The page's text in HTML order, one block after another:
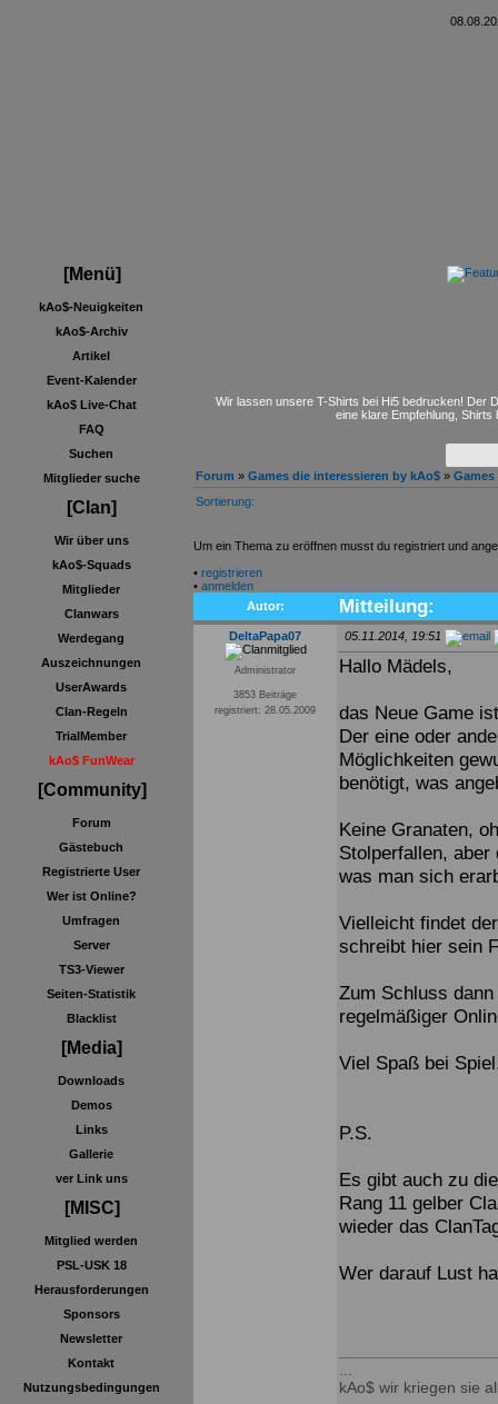
[Menü]
kAo$-Neuigkeiten
kAo$-Archiv
Artikel
Event-Kalender
kAo$ Live-Chat
FAQ
Suchen
Mitglieder suche
[Clan]
Wir über uns
kAo$-Squads
Mitglieder
Clanwars
Werdegang
Auszeichnungen
UserAwards
Clan-Regeln
TrialMember
kAo$ FunWear
[Community]
Forum
Gästebuch
Registrierte User
Wer ist Online?
Umfragen
Server
TS3-Viewer
Seiten-Statistik
Blacklist
[Media]
Downloads
Demos
Links
Gallerie
ver Link uns
[MISC]
Mitglied werden
PSL-USK 18
Herausforderungen
Sponsors
Newsletter
Kontakt
Nutzungsbedingungen
Wir lassen unsere T-Shirts bei Hi5 bedrucken! Der
eine klare Empfehlung,
Forum » Games die interessieren by kAo$ »
Sortierung:
Um ein Thema zu eröffnen musst du registriert und
• registrieren
• anmelden
Autor:
Mitteilung:
DeltaPapa07
Administrator
3853 Beiträge
registriert: 28.05.2009
05.11.2014, 19:51
Hallo Mädels,
das Neue Game
Der eine oder
Möglichkeiten
benötigt, was
Keine Granaten,
Stolperfallen,
was man sich
Vielleicht findet
schreibt hier sein
Zum Schluss
regelmäßiger
Viel Spaß bei
P.S.
Es gibt auch zu
Rang 11 gelber
wieder das
Wer darauf Lust
kAo$ wir kriegen sie